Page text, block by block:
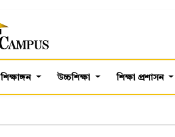
শিক্ষাঙ্গন উচ্চশিক্ষা শিক্ষা প্রশাসন